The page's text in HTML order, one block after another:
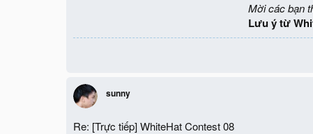
Mời các bạn
Lưu ý từ
sunny
Re: [Trực tiếp] WhiteHat Contest 08